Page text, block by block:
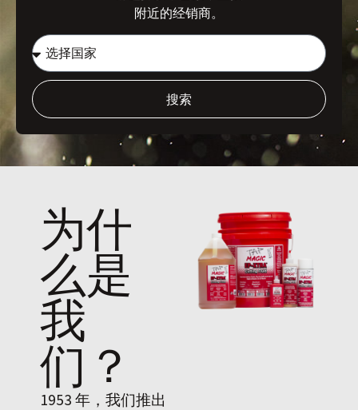
附近的经销商。
搜索
为什
么是
我
们 ？
1953 年，我们推出